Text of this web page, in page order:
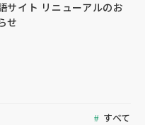
サイト リニューアルのお
せ
すべて